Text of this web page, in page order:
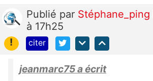
Publié par Stéphane_ping
à 17h25
!
citer
jeanmarc75 a écrit